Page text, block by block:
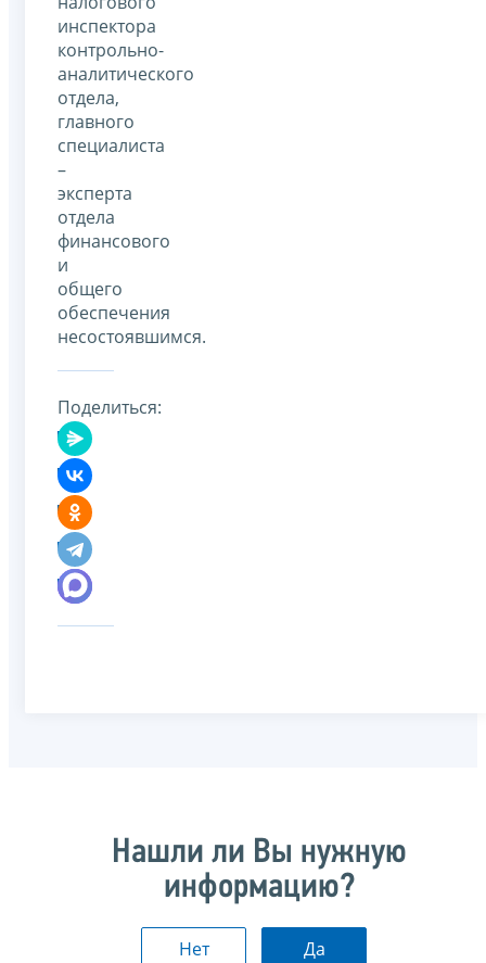
инспектора
контрольно-
аналитического
отдела,
главного
специалиста
–
эксперта
отдела
финансового
и
общего
обеспечения
несостоявшимся.
Поделиться:
Нашли ли Вы нужную
информацию?
Нет Да